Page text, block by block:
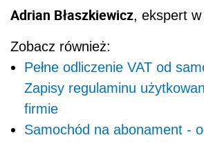
Adrian Błaszkiewicz, ekspert
Zobacz również:
Pełne odliczenie VAT od
Zapisy regulaminu
firmie
Samochód na abonament -